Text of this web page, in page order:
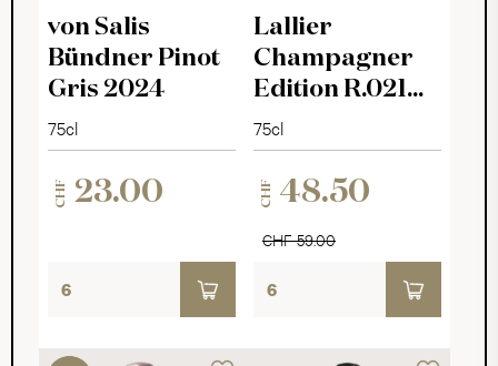
von Salis
Bündner Pinot
Gris 2024
75cl
CHF 23.00
Champagne
Lallier
Champagner
Edition R.021
Rosé Brut
75cl
CHF 48.50
CHF 59.00